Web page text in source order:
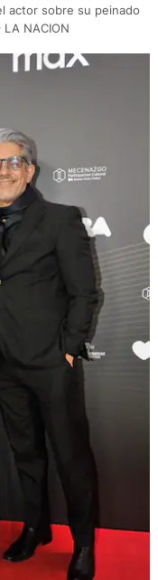
actor sobre su peinado
NACION